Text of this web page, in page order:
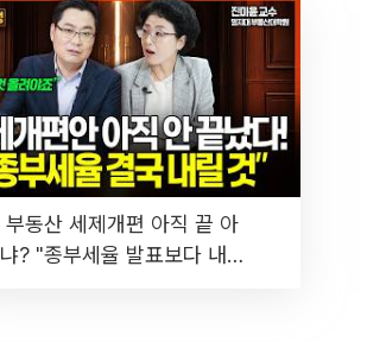
부동산 세제개편 아직 끝 아
냐? "종부세율 발표보다 내릴